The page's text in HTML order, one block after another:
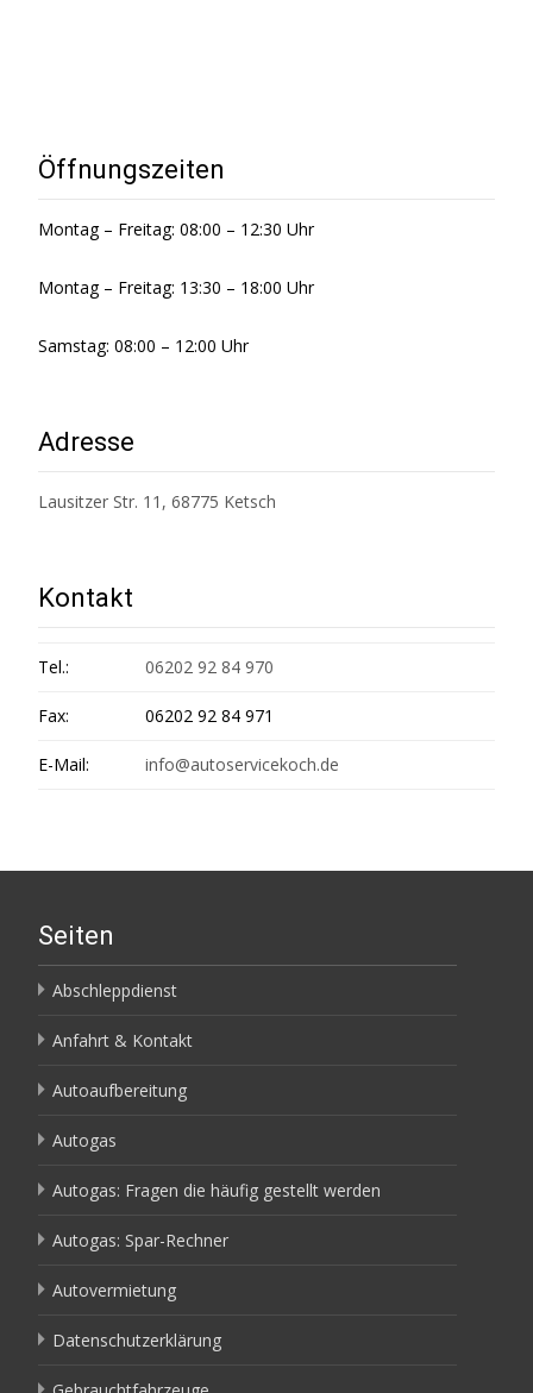
Öffnungszeiten
Montag – Freitag: 08:00 – 12:30 Uhr
Montag – Freitag: 13:30 – 18:00 Uhr
Samstag: 08:00 – 12:00 Uhr
Adresse
Lausitzer Str. 11, 68775 Ketsch
Kontakt
Tel.: 06202 92 84 970
Fax: 06202 92 84 971
E-Mail: info@autoservicekoch.de
Seiten
Abschleppdienst
Anfahrt & Kontakt
Autoaufbereitung
Autogas
Autogas: Fragen die häufig gestellt werden
Autogas: Spar-Rechner
Autovermietung
Datenschutzerklärung